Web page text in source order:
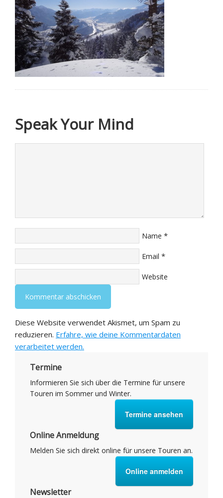
Speak Your Mind
Name *
Email *
Website
Diese Website verwendet Akismet, um Spam zu
reduzieren. Erfahre, wie deine Kommentardaten
verarbeitet werden.
Termine
Informieren Sie sich über die Termine für unsere
Touren im Sommer und Winter.
Termine ansehen
Online Anmeldung
Melden Sie sich direkt online für unsere Touren an.
Online anmelden
Newsletter